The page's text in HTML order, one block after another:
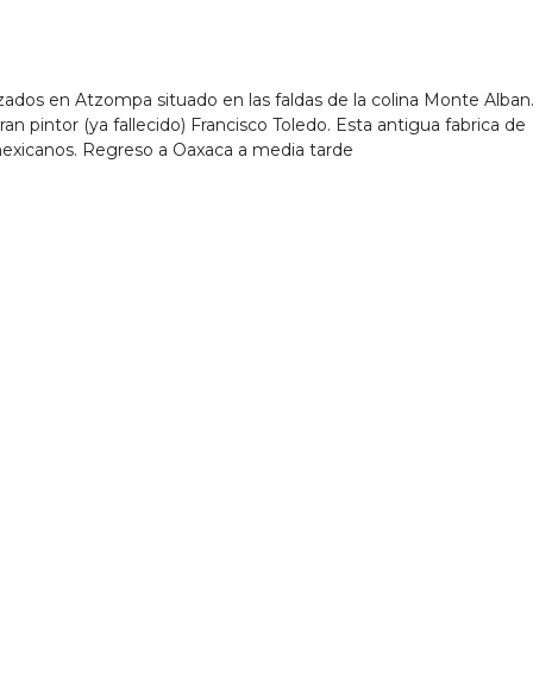
en Atzompa situado en las faldas de la colina Monte Alban.
pintor (ya fallecido) Francisco Toledo. Esta antigua fabrica de
Regreso a Oaxaca a media tarde